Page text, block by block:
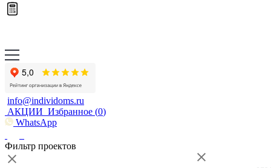
info@individoms.ru
АКЦИИ Избранное (0)
WhatsApp
Фильтр проектов